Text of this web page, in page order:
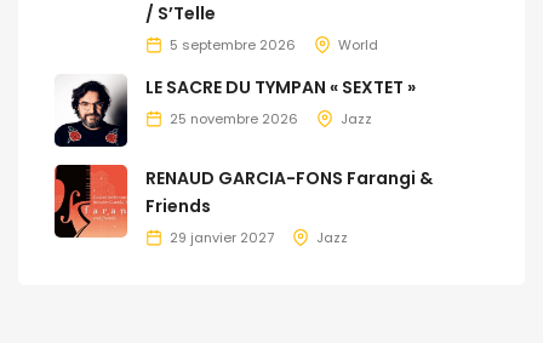
/ S’Telle
5 septembre 2026 World
LE SACRE DU TYMPAN « SEXTET »
25 novembre 2026 Jazz
RENAUD GARCIA-FONS Farangi &
Friends
29 janvier 2027 Jazz